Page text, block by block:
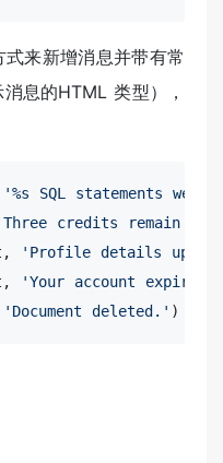
来新增消息并带有常
息的HTML 类型），
'%s SQL statements were
credits remain in
'Profile details
'Your account
'Document deleted.' )